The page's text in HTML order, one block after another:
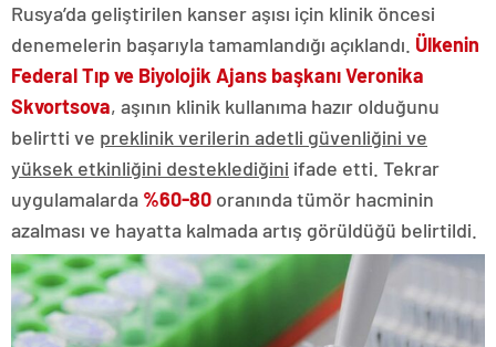
Rusya’da geliştirilen kanser aşısı için klinik öncesi
denemelerin başarıyla tamamlandığı açıklandı. Ülkenin
Federal Tıp ve Biyolojik Ajans başkanı Veronika
Skvortsova, aşının klinik kullanıma hazır olduğunu
belirtti ve preklinik verilerin adetli güvenliğini ve
yüksek etkinliğini desteklediğini ifade etti. Tekrar
uygulamalarda %60-80 oranında tümör hacminin
azalması ve hayatta kalmada artış görüldüğü belirtildi.